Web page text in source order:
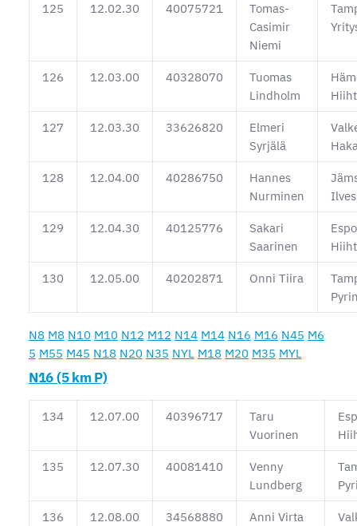
125 12.02.30 40075721
Tomas-
Casimir
Niemi
126 12.03.00 40328070
Tuomas
Lindholm
127 12.03.30 33626820
Elmeri
Syrjälä
128 12.04.00 40286750
Hannes
Nurminen
Ilves
129 12.04.30 40125776
Sakari
Saarinen
130 12.05.00 40202871 Onni Tiira
N8 M8 N10 M10 N12 M12 N14 M14 N16 M16 N45 M6
5 M55 M45 N18 N20 N35 NYL M18 M20 M35 MYL
N16 (5 km P)
134 12.07.00 40396717
Taru
Vuorinen
135 12.07.30 40081410
Venny
Lundberg
136 12.08.00 34568880 Anni Virta